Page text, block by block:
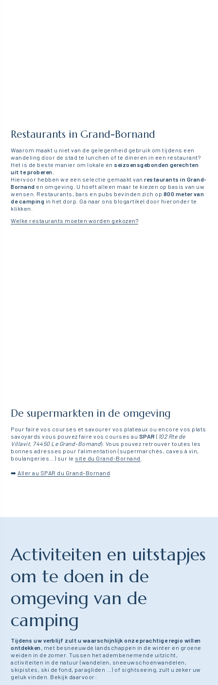
Restaurants in Grand-Bornand
Waarom maakt u niet van de gelegenheid gebruik om tijdens een
wandeling door de stad te lunchen of te dineren in een restaurant?
Het is de beste manier om lokale en seizoensgebonden gerechten
uit te proberen.
Hiervoor hebben we een selectie gemaakt van restaurants in Grand-
Bornand en omgeving. U hoeft alleen maar te kiezen op basis van uw
wensen. Restaurants, bars en pubs bevinden zich op 800 meter van
de camping in het dorp. Ga naar ons blogartikel door hieronder te
klikken.
Welke restaurants moeten worden gekozen?
De supermarkten in de omgeving
Pour faire vos courses et savourer vos plateaux ou encore vos plats
savoyards vous pouvez faire vos courses au SPAR( 102 Rte de
Villavit, 74450 Le Grand-Bornand). Vous pouvez retrouver toutes les
bonnes adresses pour l’alimentation (supermarchés, caves à vin,
boulangeries…) sur le site du Grand-Bornand
➡️ Aller au SPAR du Grand-Bornand
Activiteiten en uitstapjes
om te doen in de
omgeving van de
camping
Tijdens uw verblijf zult u waarschijnlijk onze prachtige regio willen
ontdekken , met besneeuwde landschappen in de winter en groene
weiden in de zomer. Tussen het adembenemende uitzicht,
activiteiten in de natuur (wandelen, sneeuwschoenwandelen,
skipistes, ski de fond, paragliden …) of sightseeing, zult u zeker uw
geluk vinden. Bekijk daarvoor: